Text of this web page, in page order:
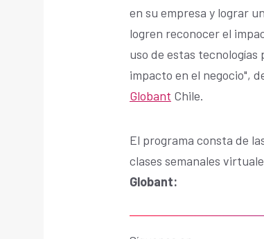
en su empresa y lograr
logren reconocer el
uso de estas
impacto en el negocio",
Globant Chile.
El programa consta de
clases semanales
Globant: